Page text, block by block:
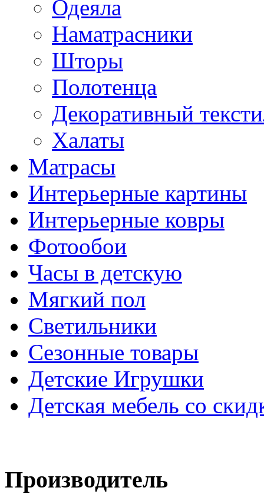
Одеяла
Наматрасники
Шторы
Полотенца
Декоративный
Халаты
Матрасы
Интерьерные картины
Интерьерные ковры
Фотообои
Часы в детскую
Мягкий пол
Светильники
Сезонные товары
Детские Игрушки
Детская мебель со
Производитель